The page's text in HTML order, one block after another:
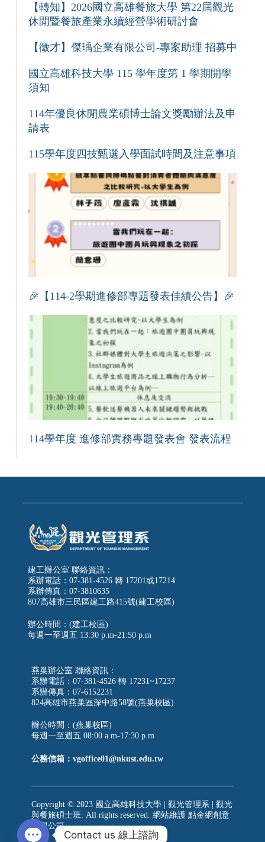
【轉知】2026國立高雄餐旅大學 第22屆觀光
休閒暨餐旅產業永續經營學術研討會
【徵才】傑瑀企業有限公司-專案助理 招募中
國立高雄科技大學 115 學年度第 1 學期開學
須知
114年優良休閒農業碩博士論文獎勵辦法及申
請表
115學年度四技甄選入學面試時間及注意事項
🎉【114-2學期進修部專題發表佳績公告】🎉
114學年度 進修部實務專題發表會 發表流程
建工辦公室 聯絡資訊：
系辦電話：07-381-4526 轉 17201或17214
系辦傳真：07-3810635
807高雄市三民區建工路415號(建工校區)
辦公時間：(建工校區)
每週一至週五 13:30 p.m-21:50 p.m
燕巢辦公室 聯絡資訊：
系辦電話：07-381-4526 轉 17231~17237
系辦傳真：07-6152231
824高雄市燕巢區深中路58號(燕巢校區)
辦公時間：(燕巢校區)
每週一至週五 08:00 a.m-17:30 p.m
公務信箱：vgoffice01@nkust.edu.tw
Copyright © 2023 國立高雄科技大學 | 觀光管理系 | 觀光
與餐旅碩士班. All rights reserved. 網站維護 點金網創意
有限公司
Contact us 線上諮詢